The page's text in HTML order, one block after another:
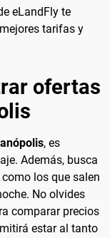
eLandFly te
tarifas y
ofertas
, es
Además, busca
los que salen
No olvides
comparar precios
estar al tanto